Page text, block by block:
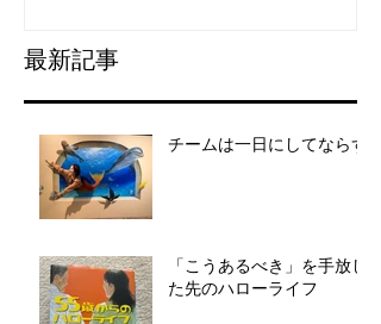
最新記事
チームは一日にしてならず
「こうあるべき」を手放し
た先のハローライフ